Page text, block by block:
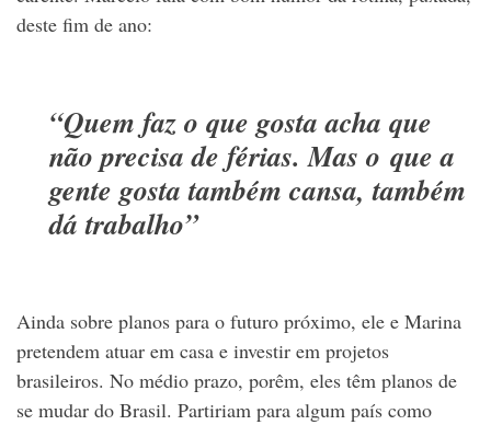
deste fim de ano:
“Quem faz o que gosta acha que
não precisa de férias. Mas o que a
gente gosta também cansa, também
dá trabalho”
Ainda sobre planos para o futuro próximo, ele e Marina
pretendem atuar em casa e investir em projetos
brasileiros. No médio prazo, porêm, eles têm planos de
se mudar do Brasil. Partiriam para algum país como